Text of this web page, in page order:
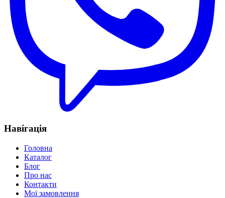
Навігація
Головна
Каталог
Блог
Про нас
Контакти
Мої замовлення